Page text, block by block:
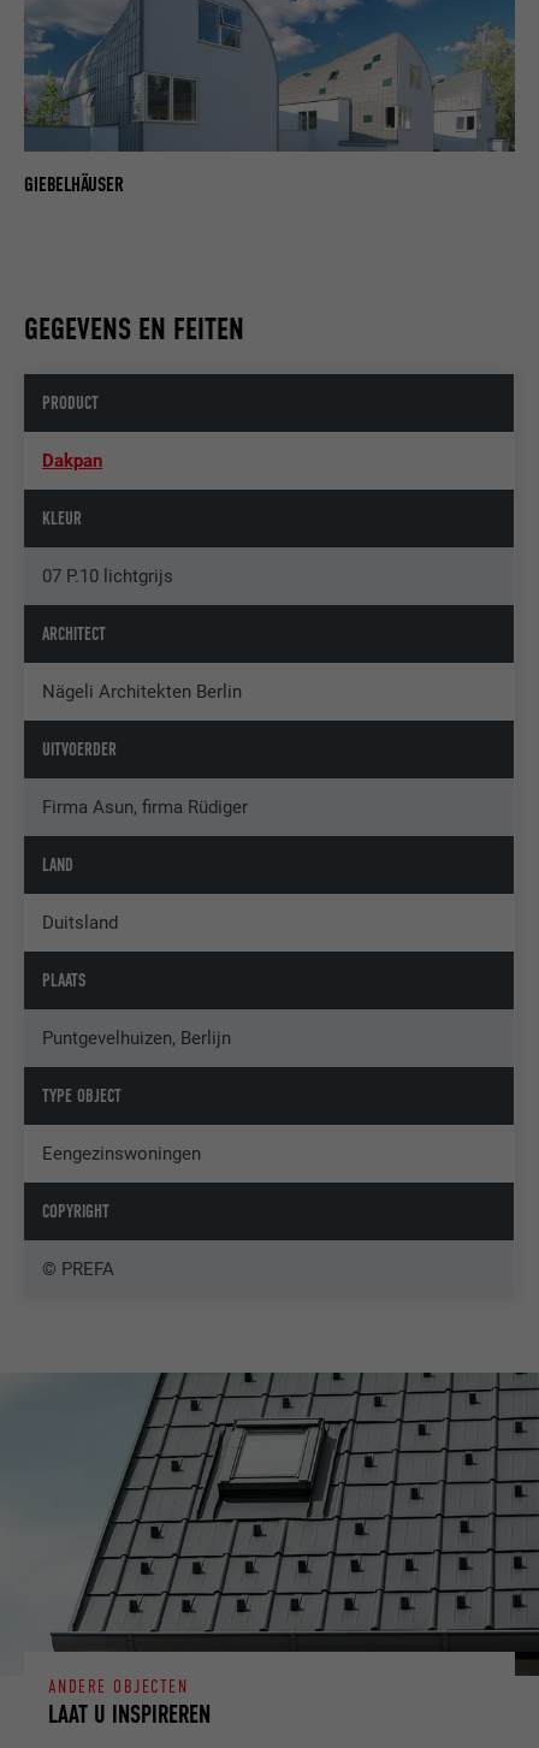
GIEBELHÄUSER
GEGEVENS EN FEITEN
PRODUCT
Dakpan
KLEUR
07 P.10 lichtgrijs
ARCHITECT
Nägeli Architekten Berlin
UITVOERDER
Firma Asun, firma Rüdiger
LAND
Duitsland
PLAATS
Puntgevelhuizen, Berlijn
TYPE OBJECT
Eengezinswoningen
COPYRIGHT
© PREFA
LAAT U INSPIREREN
ANDERE OBJECTEN